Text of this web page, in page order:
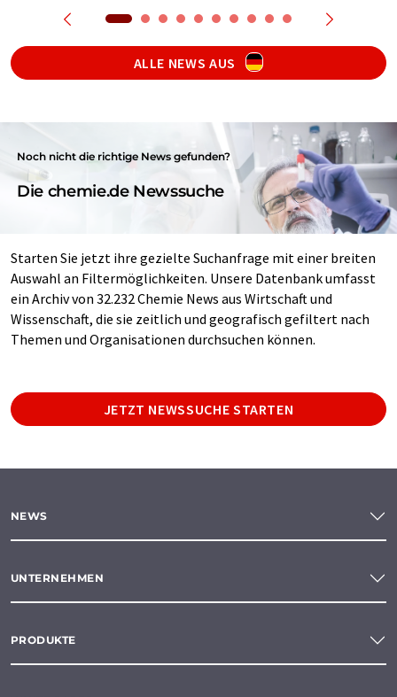
ALLE NEWS AUS
Noch nicht die richtige News gefunden?
Die chemie.de Newssuche
Starten Sie jetzt ihre gezielte Suchanfrage mit einer breiten
Auswahl an Filtermöglichkeiten. Unsere Datenbank umfasst
ein Archiv von 32.232 Chemie News aus Wirtschaft und
Wissenschaft, die sie zeitlich und geografisch gefiltert nach
Themen und Organisationen durchsuchen können.
JETZT NEWSSUCHE STARTEN
NEWS
UNTERNEHMEN
PRODUKTE